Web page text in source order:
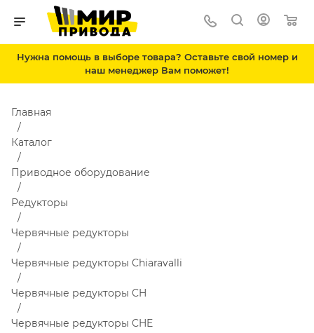
Нужна помощь в выборе товара? Оставьте свой номер и
наш менеджер Вам поможет!
Главная
Каталог
Приводное оборудование
Редукторы
Червячные редукторы
Червячные редукторы Chiaravalli
Червячные редукторы CH
Червячные редукторы CHE